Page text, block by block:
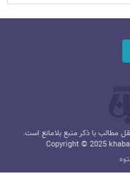
مطالب با ذکر منبع بلامانع است.
Copyright © 2025